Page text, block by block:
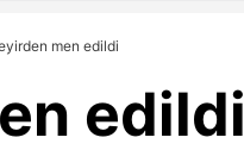
men edildi
edildi